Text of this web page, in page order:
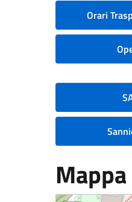
Orari
Mappa